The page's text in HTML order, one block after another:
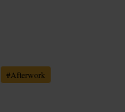
#Afterwork